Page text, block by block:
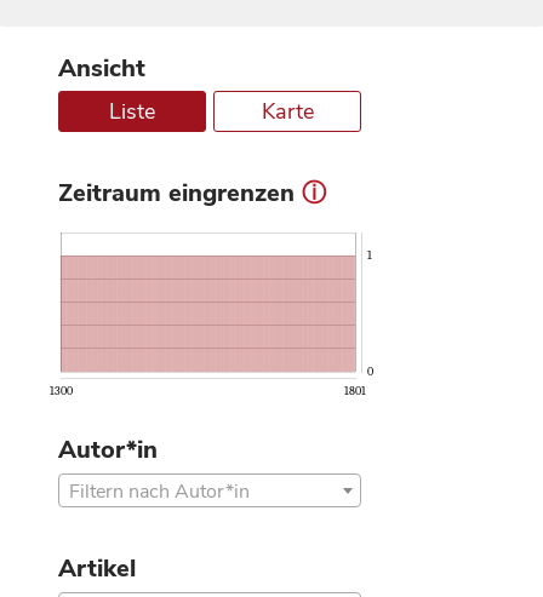
Ansicht
Liste Karte
Zeitraum eingrenzen ⓘ
1300 1801
0
1
Autor*in
Filtern nach Autor*in
Artikel